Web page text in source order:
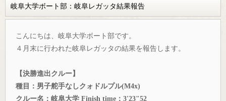
岐阜大学ボート部：岐阜レガッタ結果報告
こんにちは、岐阜大学ボート部です。
４月末に行われた岐阜レガッタの結果を報告します。
【決勝進出クルー】
種目：男子舵手なしクォドルプル(M4x)
クルー名：岐阜大学 Finish time：3'23"52